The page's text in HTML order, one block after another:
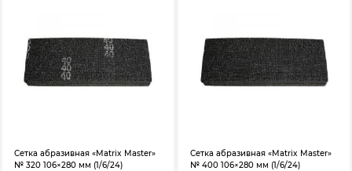
Сетка абразивная «Matrix Master»
№ 320 106×280 мм (1/6/24)
Сетка абразивная «Matrix Master»
№ 400 106×280 мм (1/6/24)